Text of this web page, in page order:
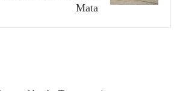
Mata